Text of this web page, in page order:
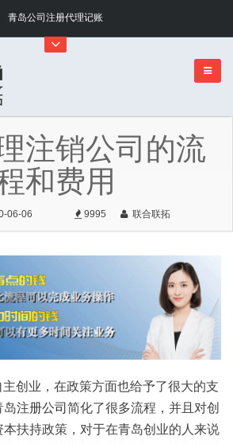
青岛公司注册代理记账
注销公司的流
和费用
06-06 9995 联合联拓
创业，在政策方面也给予了很大的支
岛注册公司 简化了很多流程，并且对创
扶持政策，对于在青岛创业的人来说